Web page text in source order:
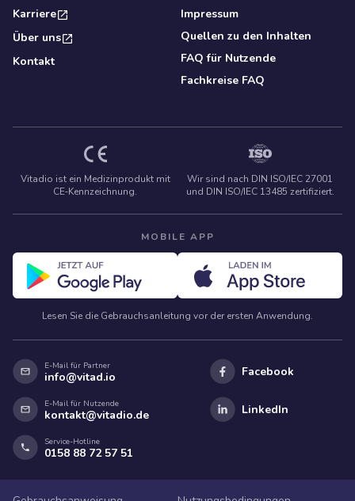
Karriere
Über uns
Kontakt
Impressum
Quellen zu den Inhalten
FAQ für Nutzende
Fachkreise FAQ
Vitadio ist ein Medizinprodukt mit
CE‑Kennzeichnung.
Wir sind nach DIN ISO/IEC 27001
und DIN ISO/IEC 13485 zertifiziert.
MOBILE APP
Lesen Sie die Gebrauchsanleitung vor der ersten Anwendung.
E-Mail für Partner
info@vitad.io
E-Mail für Nutzende
kontakt@vitadio.de
Service-Hotline
0158 88 72 57 51
Facebook
LinkedIn